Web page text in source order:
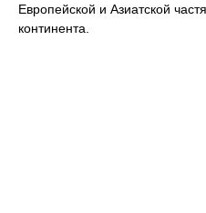
Европейской и Азиатской
континента.